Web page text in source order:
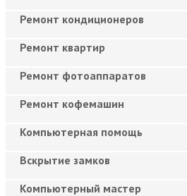
Ремонт кондиционеров
Ремонт квартир
Ремонт фотоаппаратов
Ремонт кофемашин
Компьютерная помощь
Вскрытие замков
Компьютерный мастер